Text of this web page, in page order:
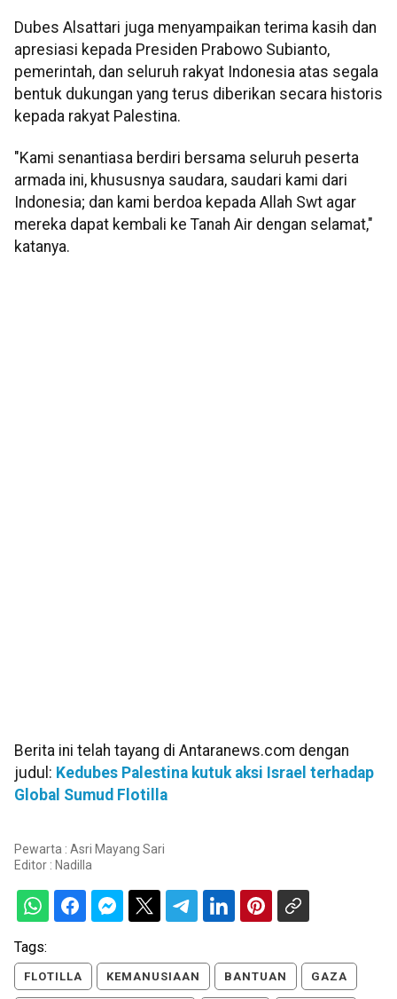
Dubes Alsattari juga menyampaikan terima kasih dan
apresiasi kepada Presiden Prabowo Subianto,
pemerintah, dan seluruh rakyat Indonesia atas segala
bentuk dukungan yang terus diberikan secara historis
kepada rakyat Palestina.
"Kami senantiasa berdiri bersama seluruh peserta
armada ini, khususnya saudara, saudari kami dari
Indonesia; dan kami berdoa kepada Allah Swt agar
mereka dapat kembali ke Tanah Air dengan selamat,"
katanya.
Berita ini telah tayang di Antaranews.com dengan
judul: Kedubes Palestina kutuk aksi Israel terhadap
Global Sumud Flotilla
Pewarta : Asri Mayang Sari
Editor : Nadilla
Tags:
FLOTILLA KEMANUSIAAN BANTUAN GAZA